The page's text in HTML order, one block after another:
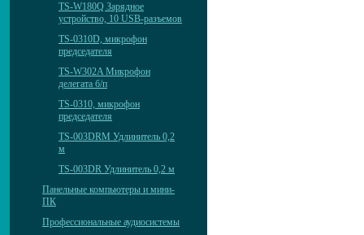
TS-W180Q Зарядное
устройство, 10 USB-разъемов
TS-0310D, микрофон
председателя
TS-W302A Микрофон
делегата б/п
TS-0310, микрофон
председателя
TS-003DRM Удлинитель 0,2
м
TS-003DR Удлинитель 0,2 м
Панельные компьютеры и мини-
ПК
Профессиональные аудиосистемы